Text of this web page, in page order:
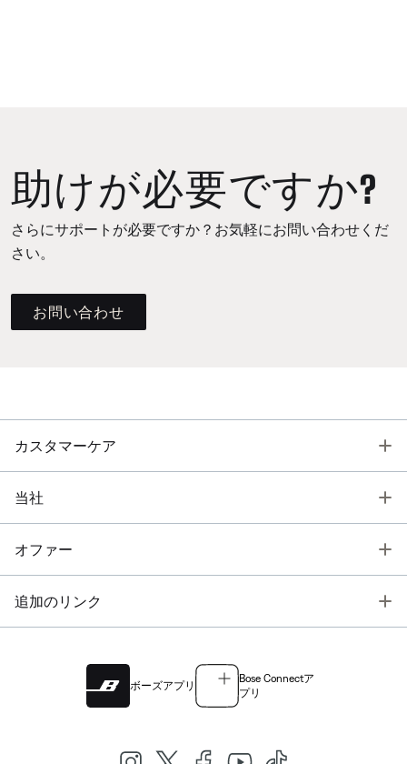
助けが必要ですか?
さらにサポートが必要ですか？お気軽にお問い合わせくだ
さい。
お問い合わせ
カスタマーケア
当社
オファー
追加のリンク
ボーズアプリ
Bose Connectア
プリ